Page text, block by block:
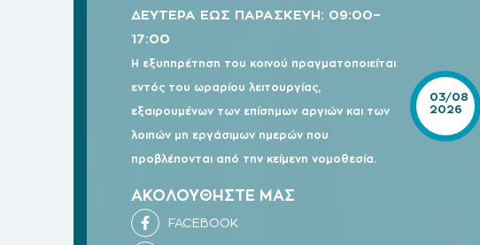
ΔΕΥΤΕΡΑ ΕΩΣ ΠΑΡΑΣΚΕΥΗ: 09:00–
17:00
Η εξυπηρέτηση του κοινού πραγματοποιείται
εντός του ωραρίου λειτουργίας,
εξαιρουμένων των επίσημων αργιών και των
λοιπών μη εργάσιμων ημερών που
προβλέπονται από την κείμενη νομοθεσία.
ΑΚΟΛΟΥΘΗΣΤΕ ΜΑΣ
03/08
2026